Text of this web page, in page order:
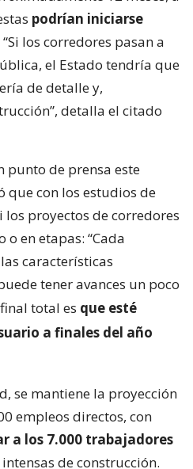
podrían iniciarse
“Si los corredores pasan a
el Estado tendría que
de detalle y,
detalla el citado
punto de prensa este
que con los estudios de
proyectos de corredores
en etapas: “Cada
características
tener avances un poco
total es que esté
a finales del año
se mantiene la proyección
empleos directos, con
a los 7.000 trabajadores
de construcción.